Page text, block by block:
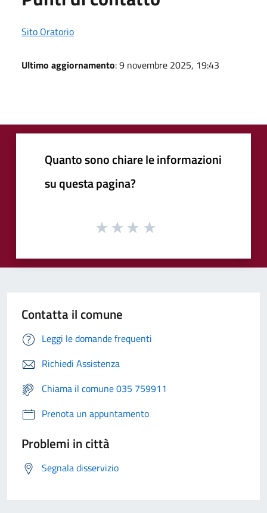
Sito Oratorio
Ultimo aggiornamento: 9 novembre 2025, 19:43
Quanto sono chiare le informazioni
su questa pagina?
Contatta il comune
Leggi le domande frequenti
Richiedi Assistenza
Chiama il comune 035 759911
Prenota un appuntamento
Problemi in città
Segnala disservizio